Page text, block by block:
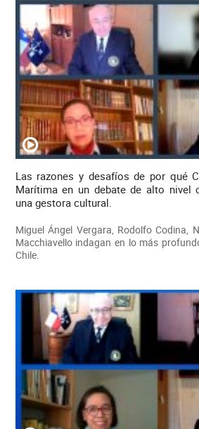
Las razones y desafíos de por qué
Marítima en un debate de alto nivel
una gestora cultural.
Miguel Ángel Vergara, Rodolfo Codina,
Macchiavello indagan en lo más
Chile.